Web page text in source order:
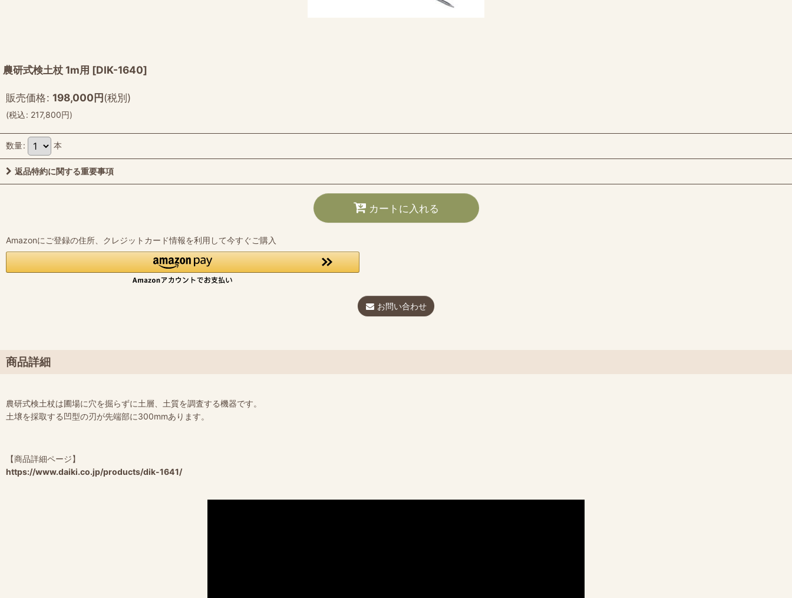
農研式検土杖 1m用 [DIK-1640]
販売価格: 198,000円(税別)
(税込: 217,800円)
数量: 本
返品特約に関する重要事項
カートに入れる
Amazonにご登録の住所、クレジットカード情報を利用して今すぐご購入
お問い合わせ
商品詳細
農研式検土杖は圃場に穴を掘らずに土層、土質を調査する機器です。
土壌を採取する凹型の刃が先端部に300mmあります。
【商品詳細ページ】
https://www.daiki.co.jp/products/dik-1641/